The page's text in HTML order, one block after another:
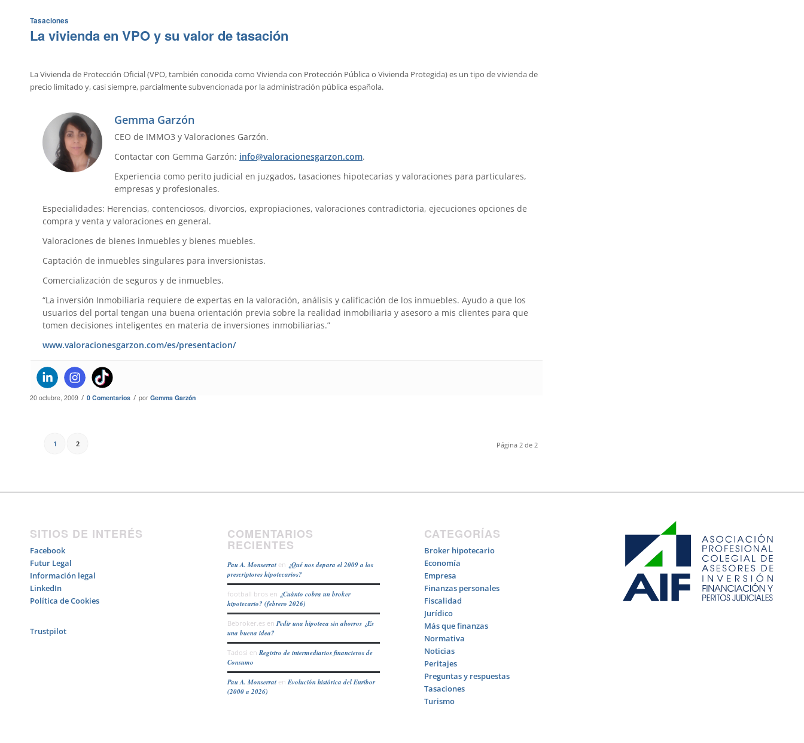
Tasaciones
La vivienda en VPO y su valor de tasación
La Vivienda de Protección Oficial (VPO, también conocida como Vivienda con Protección Pública o Vivienda Protegida) es un tipo de vivienda de
precio limitado y, casi siempre, parcialmente subvencionada por la administración pública española.
Gemma Garzón
CEO de IMMO3 y Valoraciones Garzón.
Contactar con Gemma Garzón: info@valoracionesgarzon.com.
Experiencia como perito judicial en juzgados, tasaciones hipotecarias y valoraciones para particulares,
empresas y profesionales.
Especialidades: Herencias, contenciosos, divorcios, expropiaciones, valoraciones contradictoria, ejecuciones opciones de
compra y venta y valoraciones en general.
Valoraciones de bienes inmuebles y bienes muebles.
Captación de inmuebles singulares para inversionistas.
Comercialización de seguros y de inmuebles.
“La inversión Inmobiliaria requiere de expertas en la valoración, análisis y calificación de los inmuebles. Ayudo a que los
usuarios del portal tengan una buena orientación previa sobre la realidad inmobiliaria y asesoro a mis clientes para que
tomen decisiones inteligentes en materia de inversiones inmobiliarias.”
www.valoracionesgarzon.com/es/presentacion/
20 octubre, 2009 / 0 Comentarios / por Gemma Garzón
Página 2 de 2
1 2
SITIOS DE INTERÉS
Facebook
Futur Legal
Información legal
LinkedIn
Política de Cookies
Trustpilot
COMENTARIOS
RECIENTES
Pau A. Monserraten ¿Qué nos depara el 2009 a los
prescriptores hipotecarios?
football brosen ¿Cuánto cobra un broker
hipotecario? (febrero 2026)
Bebroker.esen Pedir una hipoteca sin ahorros ¿Es
una buena idea?
Tadosi en Registro de intermediarios financieros de
Consumo
Pau A. Monserraten Evolución histórica del Euribor
(2000 a 2026)
CATEGORÍAS
Broker hipotecario
Economía
Empresa
Finanzas personales
Fiscalidad
Jurídico
Más que finanzas
Normativa
Noticias
Peritajes
Preguntas y respuestas
Tasaciones
Turismo